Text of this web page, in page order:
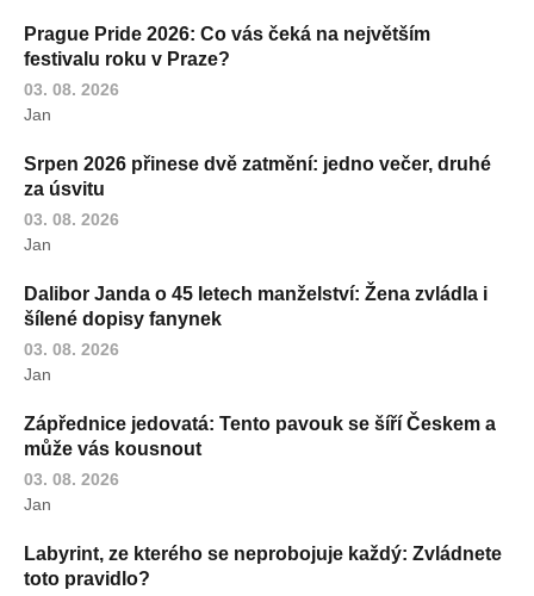
Prague Pride 2026: Co vás čeká na největším
festivalu roku v Praze?
03. 08. 2026
Jan
Srpen 2026 přinese dvě zatmění: jedno večer, druhé
za úsvitu
03. 08. 2026
Jan
Dalibor Janda o 45 letech manželství: Žena zvládla i
šílené dopisy fanynek
03. 08. 2026
Jan
Zápřednice jedovatá: Tento pavouk se šíří Českem a
může vás kousnout
03. 08. 2026
Jan
Labyrint, ze kterého se neprobojuje každý: Zvládnete
toto pravidlo?